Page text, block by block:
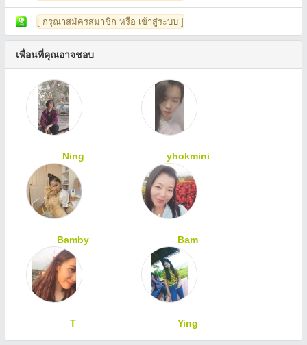
[ กรุณาสมัครสมาชิก หรือ เข้าสู่ระบบ ]
เพื่อนที่คุณอาจชอบ
Ning yhokmini
Bamby Bam
T Ying